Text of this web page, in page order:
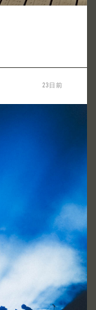
23日前